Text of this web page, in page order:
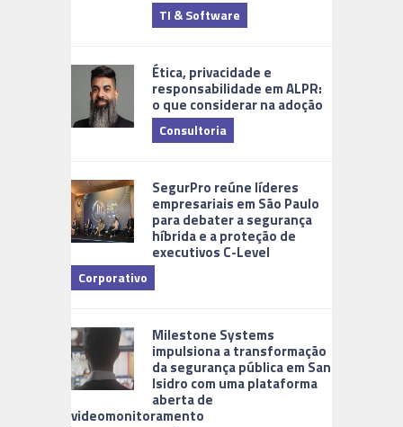
TI & Software
Ética, privacidade e
responsabilidade em ALPR:
o que considerar na adoção
Consultoria
SegurPro reúne líderes
empresariais em São Paulo
para debater a segurança
híbrida e a proteção de
executivos C-Level
Corporativo
Milestone Systems
impulsiona a transformação
da segurança pública em San
Isidro com uma plataforma
aberta de
videomonitoramento